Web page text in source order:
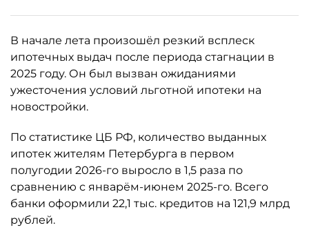
В начале лета произошёл резкий всплеск
ипотечных выдач после периода стагнации в
2025 году. Он был вызван ожиданиями
ужесточения условий льготной ипотеки на
новостройки.
По статистике ЦБ РФ, количество выданных
ипотек жителям Петербурга в первом
полугодии 2026-го выросло в 1,5 раза по
сравнению с январём-июнем 2025-го. Всего
банки оформили 22,1 тыс. кредитов на 121,9 млрд
рублей.